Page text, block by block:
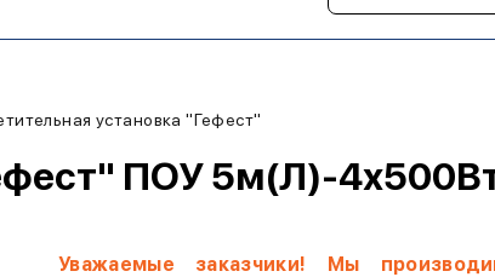
установка "Гефест"
ПОУ 5м(Л)-
Уважаемые заказчики! Мы